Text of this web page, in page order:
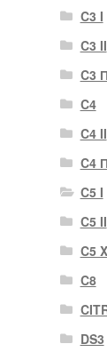
C3 I
C3 II
C3
C4
C4 II
C4
C5 I
C5 II
C5
C8
DS3